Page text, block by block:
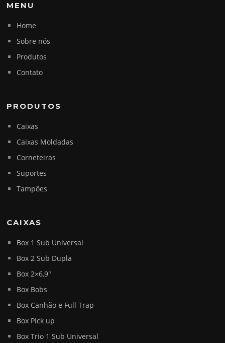
MENU
Home
Sobre nós
Produtos
Contato
PRODUTOS
Caixas
Caixas Moldadas
Corneteiras
Suportes
Tampões
CAIXAS
Box 1 Sub Universal
Box 2 Sub Dupla
Box 2×6,9″
Box Bobs
Box Canhão e Full Trap
Box Pick up
Box Trio 1 Sub Universal